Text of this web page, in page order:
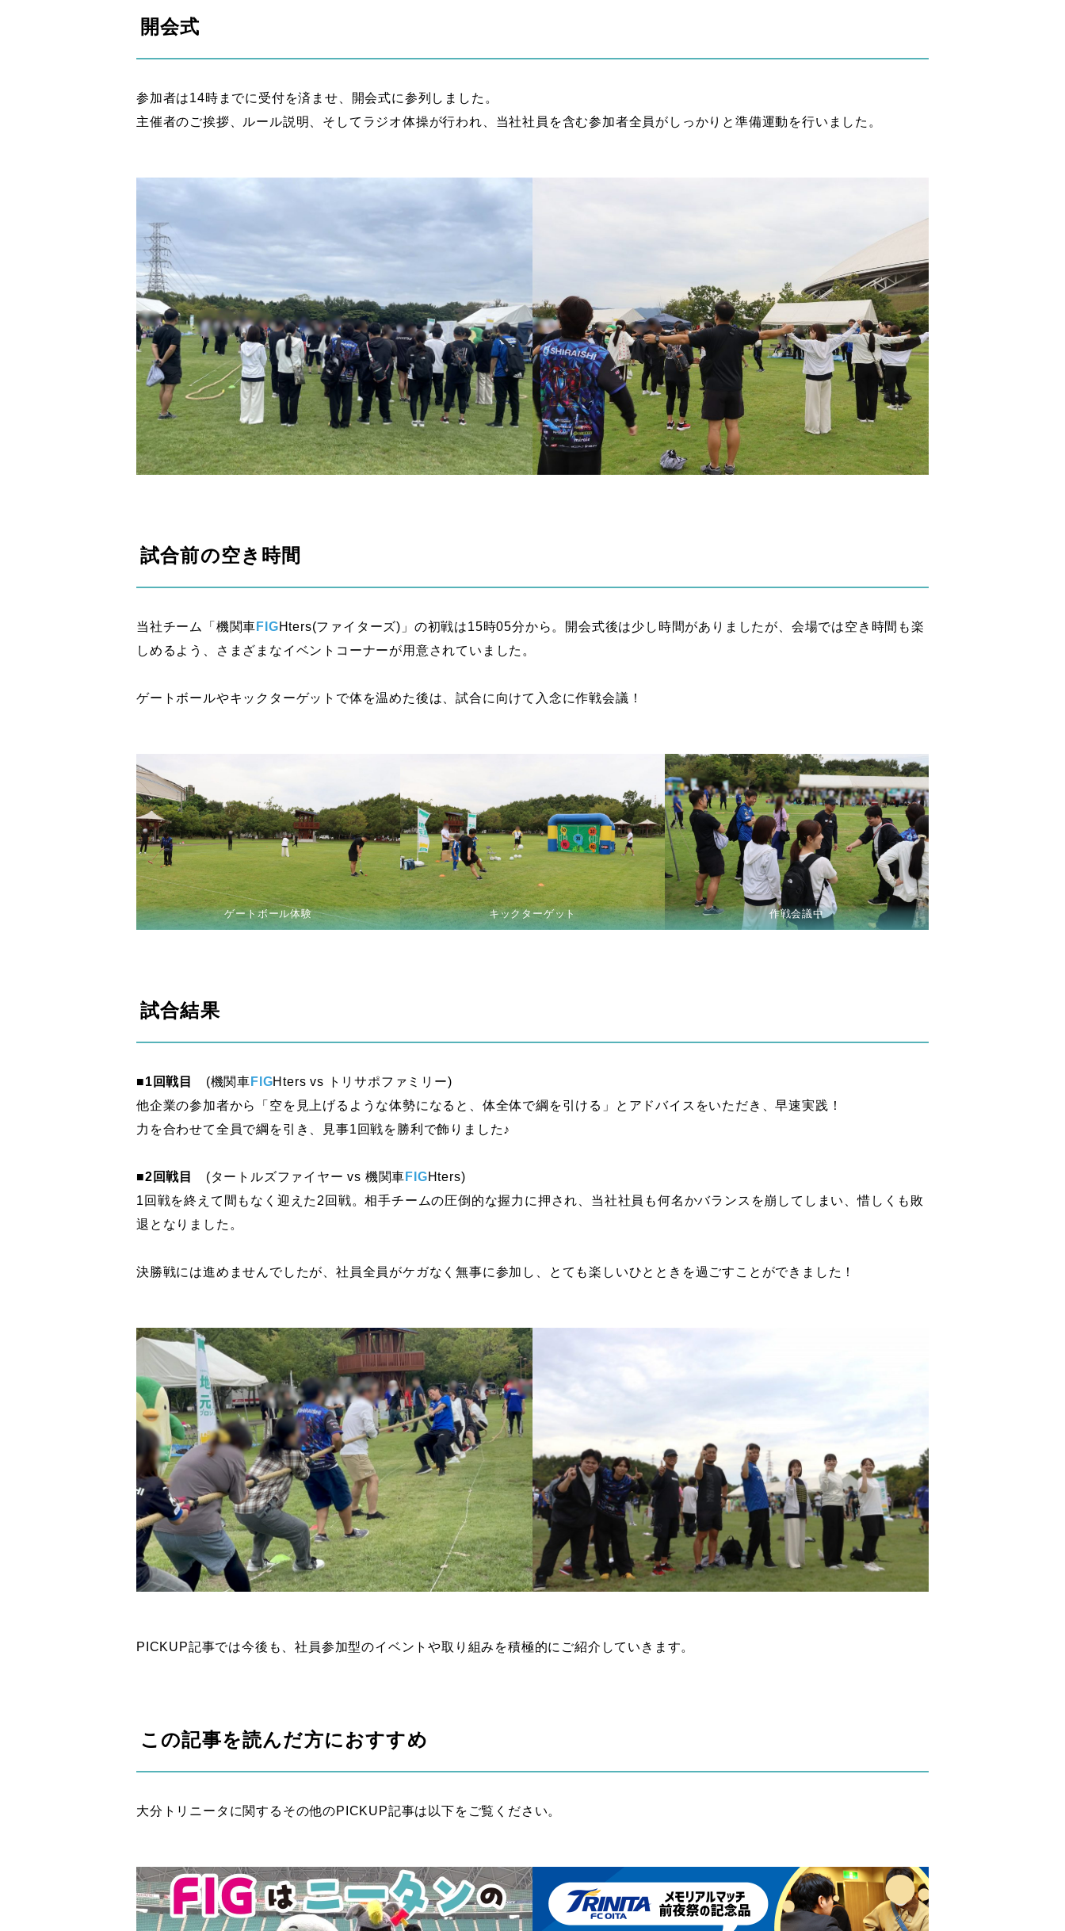
開会式
参加者は14時までに受付を済ませ、開会式に参列しました。
主催者のご挨拶、ルール説明、そしてラジオ体操が行われ、当社社員を含む参加者全員がしっかりと準備運動を行いました。
試合前の空き時間
当社チーム「機関車 FIGHters(ファイターズ)」の初戦は15時05分から。開会式後は少し時間がありましたが、会場では空き時間も楽
しめるよう、さまざまなイベントコーナーが用意されていました。
ゲートボールやキックターゲットで体を温めた後は、試合に向けて入念に作戦会議！
ゲートボール体験 キックターゲット 作戦会議中
試合結果
■1回戦目 (機関車 FIGHters vs トリサポファミリー)
他企業の参加者から「空を見上げるような体勢になると、体全体で綱を引ける」とアドバイスをいただき、早速実践！
力を合わせて全員で綱を引き、見事1回戦を勝利で飾りました♪
■2回戦目 (タートルズファイヤー vs 機関車 FIGHters)
1回戦を終えて間もなく迎えた2回戦。相手チームの圧倒的な握力に押され、当社社員も何名かバランスを崩してしまい、惜しくも敗
退となりました。
決勝戦には進めませんでしたが、社員全員がケガなく無事に参加し、とても楽しいひとときを過ごすことができました！
PICKUP記事では今後も、社員参加型のイベントや取り組みを積極的にご紹介していきます。
この記事を読んだ方におすすめ
大分トリニータに関するその他のPICKUP記事は以下をご覧ください。